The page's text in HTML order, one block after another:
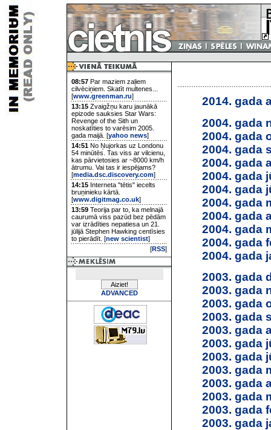
08:57 Par maziem zaļiem
cilvēciņiem. Skatīt multenes...
[www.greenman.ru]
13:15 Zvaigžņu karu jaunākā
epizode sauksies Star Wars:
Revenge of the Sith un
noskatīties to varēsim 2005.
gada maijā. [yahoo news]
14:51 No Ņujorkas uz Londonu
54 minūtēs. Tas viss ar vilcienu,
kas pārvietosies ar ~8000 km/h
ātrumu. Vai tas ir iespējams?
[media.dsc.discovery.com]
14:15 Interneta "tētis" iecelts
bruņinieku kārtā.
[www.digitmag.co.uk]
13:59 Teorija par to, ka melnajā
caurumā viss pazūd bez pēdām
var izrādīties nepatiesa un 21.
jūlijā Stephen Hawking centīsies
to pierādīt. [new scientist]
[RSS]
ADVANCED
2014. gada
2004. gada
2004. gada
2004. gada
2004. gada
2004. gada
2004. gada
2004. gada
2004. gada
2004. gada
2004. gada
2004. gada
2003. gada
2003. gada
2003. gada
2003. gada
2003. gada
2003. gada
2003. gada
2003. gada
2003. gada
2003. gada
2003. gada
2003. gada